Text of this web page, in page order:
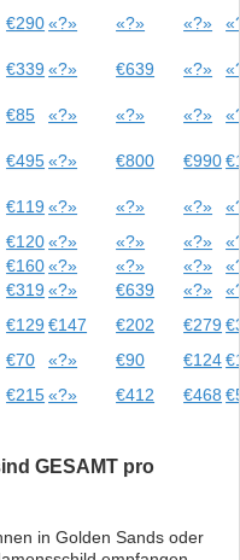
€290«?» «?» «?»
€339 «?» €639 «?»
€85 «?» «?» «?»
€495«?» €800 €990
€119 «?» «?» «?»
€120«?» «?» «?»
€160«?» «?» «?»
€319 «?» €639 «?»
€129 €147 €202 €279
€70 «?» €90 €124
€215«?» €412 €468
GESAMT pro
in Golden Sands oder